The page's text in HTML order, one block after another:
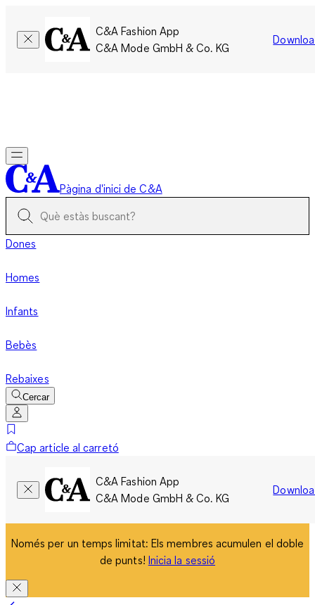
C&A Fashion App
C&A Mode GmbH & Co. KG
Pàgina d'inici de C&A
Dones
Homes
Infants
Bebès
Rebaixes
Cercar
Cap article al carretó
C&A Fashion App
C&A Mode GmbH & Co. KG
Només per un temps limitat: Els membres acumulen el doble
de punts! Inicia la sessió